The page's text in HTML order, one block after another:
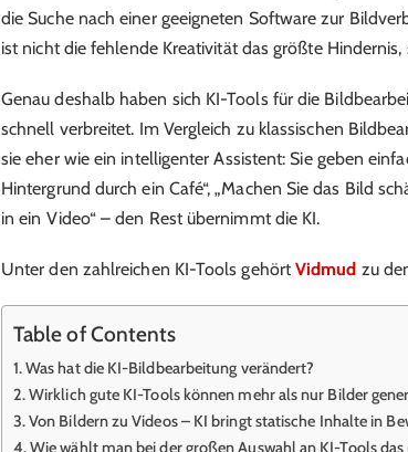
die Suche nach einer geeigneten Software zur
ist nicht die fehlende Kreativität das größte
Genau deshalb haben sich KI-Tools für die
schnell verbreitet. Im Vergleich zu klassischen
sie eher wie ein intelligenter Assistent: Sie geben
Hintergrund durch ein Café“, „Machen Sie das Bild
in ein Video“ – den Rest übernimmt die KI.
Unter den zahlreichen KI-Tools gehörtVidmud zu
Table of Contents
Was hat die KI-Bildbearbeitung verändert?
Wirklich gute KI-Tools können mehr als nur Bilder
Von Bildern zu Videos – KI bringt statische Inhalte in
Wie wählt man bei der großen Auswahl an KI-Tools das